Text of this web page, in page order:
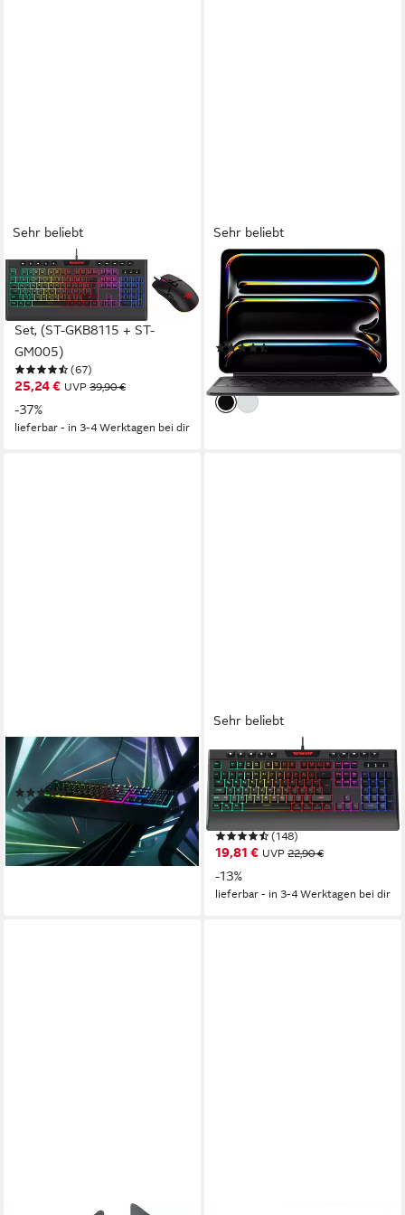
Sehr beliebt
HYRICAN
Striker Gaming Sparset Level
Bronze Tastatur- und Maus-
Set, (ST-GKB8115 + ST-
GM005)
(67)
25,24 € UVP 39,90 €
-37%
lieferbar - in 3-4 Werktagen bei dir
Sehr beliebt
APPLE
Magic Keyboard für 13" iPad
Pro (M4) Tastatur mit
Touchpad
(33)
399,00 €
lieferbar - in 1-2 Werktagen bei dir
RAZER
Ornata V3 Gaming-Tastatur
(12)
ab 86,94 €
lieferbar - in 4-5 Werktagen bei dir
Sehr beliebt
HYRICAN
Striker ST-GKB8115 (Anti-
Ghosting, Multimedia-Tasten,
RGB) Gaming-Tastatur
(148)
19,81 € UVP 22,90 €
-13%
lieferbar - in 3-4 Werktagen bei dir